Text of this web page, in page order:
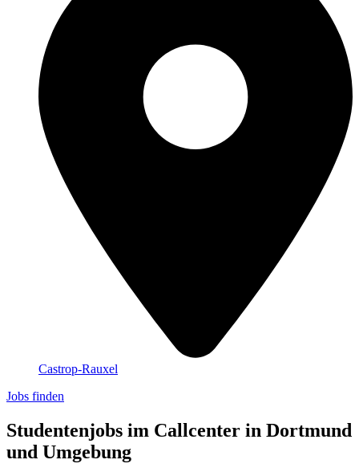
Castrop-Rauxel
Jobs finden
Studentenjobs im Callcenter in Dortmund
und Umgebung